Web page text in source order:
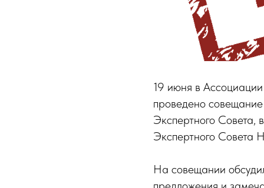
19 июня в
проведено
Экспертного Совета,
Экспертного Совета
На совещании